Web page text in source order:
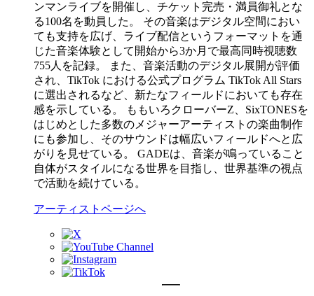
ンマンライブを開催し、チケット完売・満員御礼とな
る100名を動員した。 その音楽はデジタル空間におい
ても支持を広げ、ライブ配信というフォーマットを通
じた音楽体験として開始から3か月で最高同時視聴数
755人を記録。 また、音楽活動のデジタル展開が評価
され、TikTok における公式プログラム TikTok All Stars
に選出されるなど、新たなフィールドにおいても存在
感を示している。 ももいろクローバーZ、SixTONESを
はじめとした多数のメジャーアーティストの楽曲制作
にも参加し、そのサウンドは幅広いフィールドへと広
がりを見せている。 GADEは、音楽が鳴っていること
自体がスタイルになる世界を目指し、世界基準の視点
で活動を続けている。
アーティストページへ